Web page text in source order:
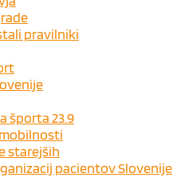
pravilniki
športa 23.9
starejših
pacientov Slovenije